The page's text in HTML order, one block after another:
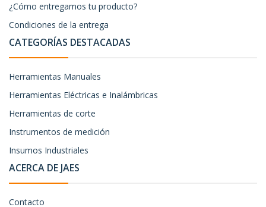
¿Cómo entregamos tu producto?
Condiciones de la entrega
CATEGORÍAS DESTACADAS
Herramientas Manuales
Herramientas Eléctricas e Inalámbricas
Herramientas de corte
Instrumentos de medición
Insumos Industriales
ACERCA DE JAES
Contacto